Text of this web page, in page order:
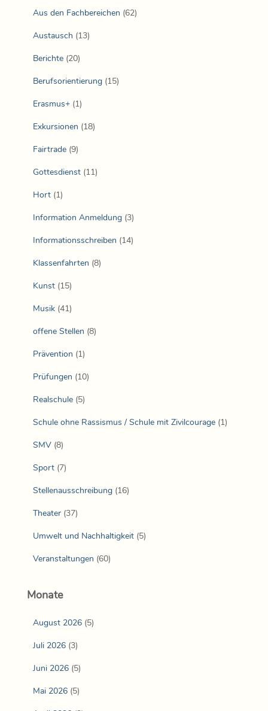
Aus den Fachbereichen (62)
Austausch (13)
Berichte (20)
Berufsorientierung (15)
Erasmus+ (1)
Exkursionen (18)
Fairtrade (9)
Gottesdienst (11)
Hort (1)
Information Anmeldung (3)
Informationsschreiben (14)
Klassenfahrten (8)
Kunst (15)
Musik (41)
offene Stellen (8)
Prävention (1)
Prüfungen (10)
Realschule (5)
Schule ohne Rassismus / Schule mit Zivilcourage (1)
SMV (8)
Sport (7)
Stellenausschreibung (16)
Theater (37)
Umwelt und Nachhaltigkeit (5)
Veranstaltungen (60)
Monate
August 2026 (5)
Juli 2026 (3)
Juni 2026 (5)
Mai 2026 (5)